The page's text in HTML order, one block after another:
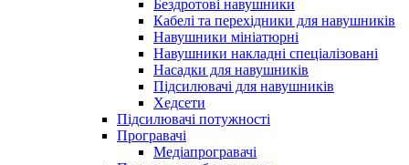
Бездротові навушники
Кабелі та перехідники для навушників
Навушники мініатюрні
Навушники накладні спеціалізовані
Насадки для навушників
Підсилювачі для навушників
Хедсети
Підсилювачі потужності
Програвачі
Медіапрогравачі